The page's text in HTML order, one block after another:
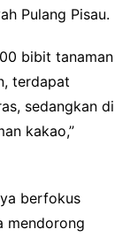
Pulang Pisau.
bibit tanaman
terdapat
sedangkan di
kakao,”
berfokus
mendorong